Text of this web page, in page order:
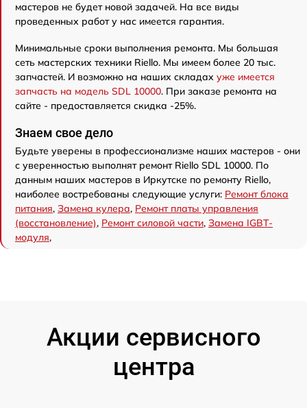
мастеров не будет новой задачей. На все виды
проведенных работ у нас имеется гарантия.
Минимальные сроки выполнения ремонта. Мы большая
сеть мастерских техники Riello. Мы имеем более 20 тыс.
запчастей. И возможно на наших складах уже имеется
запчасть на модель SDL 10000. При заказе ремонта на
сайте - предоставляется скидка -25%.
Знаем свое дело
Будьте уверены в профессионализме наших мастеров - они
с уверенностью выполнят ремонт Riello SDL 10000. По
данным наших мастеров в Иркутске по ремонту Riello,
наиболее востребованы следующие услуги: Ремонт блока
питания, Замена кулера, Ремонт платы управления
(восстановление), Ремонт силовой части, Замена IGBT-
модуля,
Акции сервисного
центра